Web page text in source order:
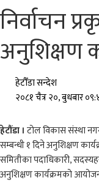
निर्वाचन
अनुशिक्षण
हेटौँडा सन्देश
२०८१ चैत्र २०, बुधबार
हेटौंडा । टोल विकास संस्था
सम्बन्धी १ दिने अनुशिक्षण
समितीका पदाधिकारी,
अनुशिक्षण कार्यक्रमको